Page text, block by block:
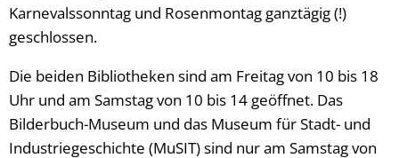
Karnevalssonntag und Rosenmontag ganztägig (!)
geschlossen.
Die beiden Bibliotheken sind am Freitag von 10 bis 18
Uhr und am Samstag von 10 bis 14 geöffnet. Das
Bilderbuch-Museum und das Museum für Stadt- und
Industriegeschichte (MuSIT) sind nur am Samstag von